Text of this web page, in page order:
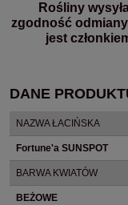
Rośliny
zgodność
jest
DANE
NAZWA ŁACIŃSKA
Fortune'a SUNSPOT
BARWA KWIATÓW
BEŻOWE